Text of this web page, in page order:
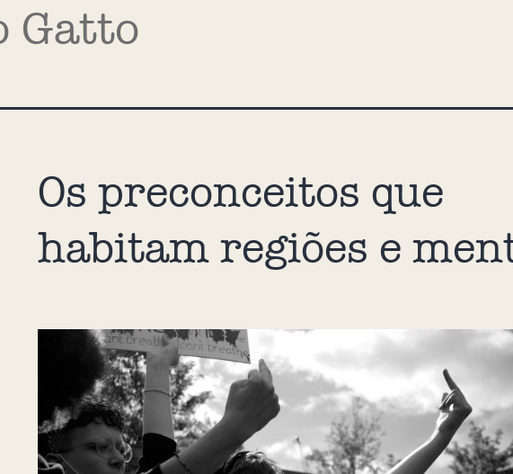
Gatto
Os preconceitos que
habitam regiões e